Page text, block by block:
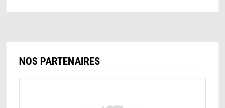
NOS PARTENAIRES